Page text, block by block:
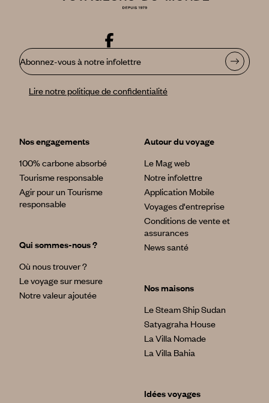
Abonnez-vous à notre infolettre
Lire notre politique de confidentialité
Nos engagements
100% carbone absorbé
Tourisme responsable
Agir pour un Tourisme
responsable
Qui sommes-nous ?
Où nous trouver ?
Le voyage sur mesure
Notre valeur ajoutée
Autour du voyage
Le Mag web
Notre infolettre
Application Mobile
Voyages d'entreprise
Conditions de vente et
assurances
News santé
Nos maisons
Le Steam Ship Sudan
Satyagraha House
La Villa Nomade
La Villa Bahia
Idées voyages